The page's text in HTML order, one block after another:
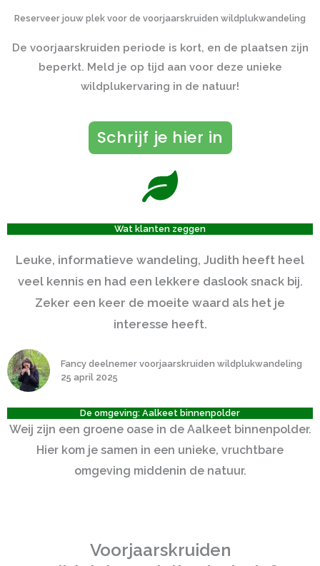
Reserveer jouw plek voor de voorjaarskruiden wildplukwandeling
De voorjaarskruiden periode is kort, en de plaatsen zijn
beperkt. Meld je op tijd aan voor deze unieke
wildplukervaring in de natuur!
Schrijf je hier in
Wat klanten zeggen
Leuke, informatieve wandeling, Judith heeft heel
veel kennis en had een lekkere daslook snack bij.
Zeker een keer de moeite waard als het je
interesse heeft.
Fancy deelnemer voorjaarskruiden wildplukwandeling
25 april 2025
De omgeving: Aalkeet binnenpolder
Weij zijn een groene oase in de Aalkeet binnenpolder.
Hier kom je samen in een unieke, vruchtbare
omgeving middenin de natuur.
Voorjaarskruiden